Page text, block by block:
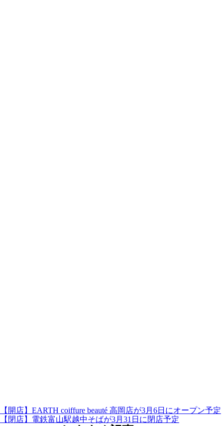
【開店】EARTH coiffure beauté 高岡店が3月6日にオープン予定
【閉店】電鉄富山駅越中そばが3月31日に閉店予定